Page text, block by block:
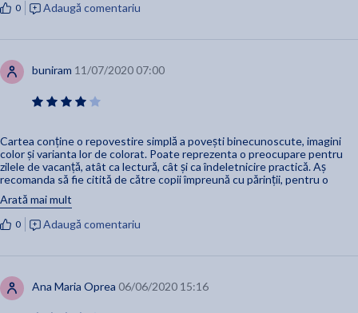
0 Adaugă comentariu
buniram 11/07/2020 07:00
Cartea conține o repovestire simplă a povești binecunoscute, imagini
color și varianta lor de colorat. Poate reprezenta o preocupare pentru
zilele de vacanță, atât ca lectură, cât și ca îndeletnicire practică. Aș
recomanda să fie citită de către copii împreună cu părinții, pentru o
înțelegere mai bună a semnificației poveștii, care nu neapărat coincide
întru totul cu proverbul de la sfârșit.
Arată mai mult
0 Adaugă comentariu
Ana Maria Oprea 06/06/2020 15:16